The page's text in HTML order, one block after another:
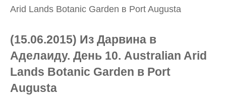
Arid Lands Botanic Garden в Port Augusta
(15.06.2015) Из Дарвина в
Аделаиду. День 10. Australian Arid
Lands Botanic Garden в Port
Augusta